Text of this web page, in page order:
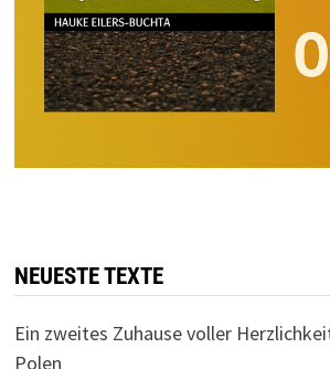
NEUESTE TEXTE
Ein zweites Zuhause voller
Polen